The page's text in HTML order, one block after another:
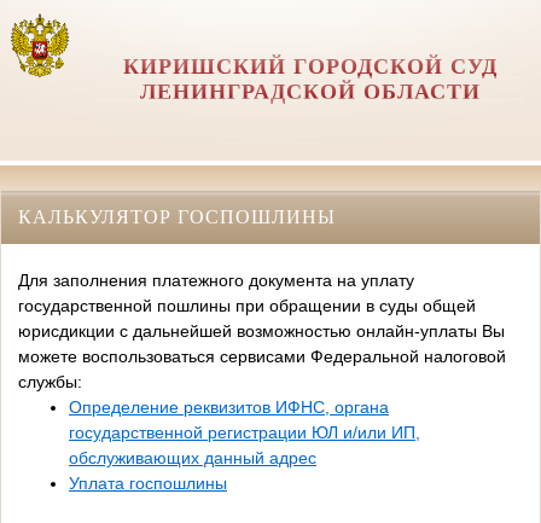
КИРИШСКИЙ ГОРОДСКОЙ СУД
ЛЕНИНГРАДСКОЙ ОБЛАСТИ
КАЛЬКУЛЯТОР ГОСПОШЛИНЫ
Для заполнения платежного документа на уплату
государственной пошлины при обращении в суды общей
юрисдикции с дальнейшей возможностью онлайн-уплаты Вы
можете воспользоваться сервисами Федеральной налоговой
службы:
Определение реквизитов ИФНС, органа
государственной регистрации ЮЛ и/или ИП,
обслуживающих данный адрес
Уплата госпошлины